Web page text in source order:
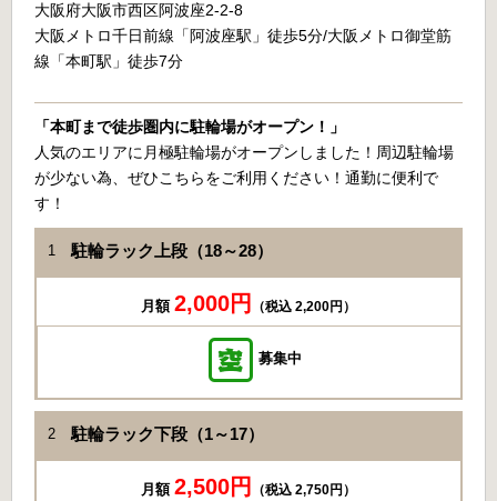
大阪府大阪市西区阿波座2-2-8
大阪メトロ千日前線「阿波座駅」徒歩5分/大阪メトロ御堂筋
線「本町駅」徒歩7分
「本町まで徒歩圏内に駐輪場がオープン！」
人気のエリアに月極駐輪場がオープンしました！周辺駐輪場
が少ない為、ぜひこちらをご利用ください！通勤に便利で
す！
1 駐輪ラック上段（18～28）
月額 2,000円 （税込 2,200円）
募集中
2 駐輪ラック下段（1～17）
月額 2,500円 （税込 2,750円）